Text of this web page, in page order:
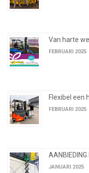
Van harte
FEBRUARI 2025
Flexibel een
FEBRUARI 2025
AANBIEDING
JANUARI 2025